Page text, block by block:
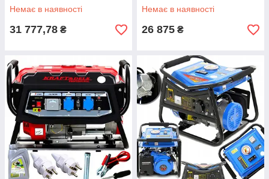
Немає в наявності
31 777,78 ₴
Немає в наявності
26 875 ₴